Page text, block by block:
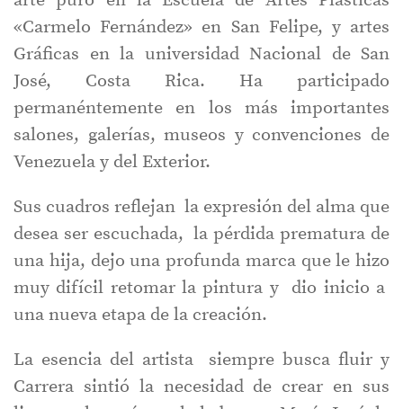
«Carmelo Fernández» en San Felipe, y artes
Gráficas en la universidad Nacional de San
José, Costa Rica. Ha participado
permanéntemente en los más importantes
salones, galerías, museos y convenciones de
Venezuela y del Exterior.
Sus cuadros reflejan la expresión del alma que
desea ser escuchada, la pérdida prematura de
una hija, dejo una profunda marca que le hizo
muy difícil retomar la pintura y dio inicio a
una nueva etapa de la creación.
La esencia del artista siempre busca fluir y
Carrera sintió la necesidad de crear en sus